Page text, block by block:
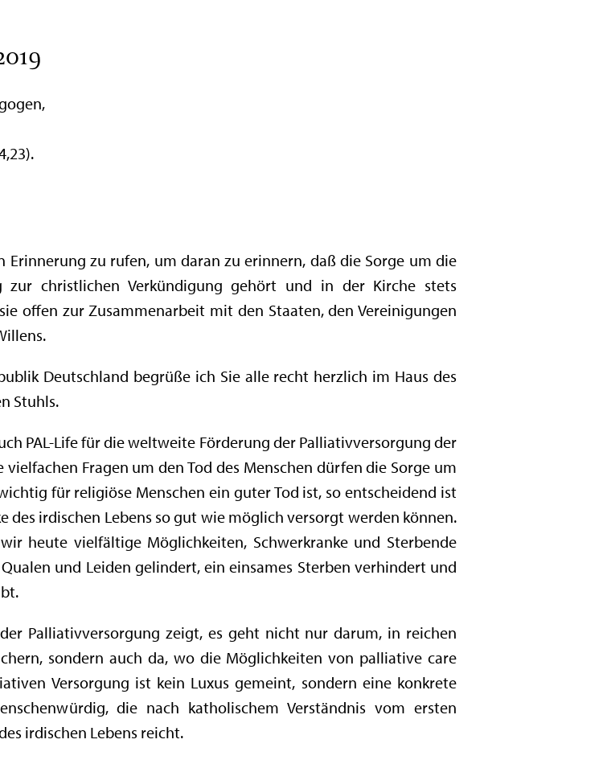
Erinnerung zu rufen, um daran zu erinnern, daß die Sorge um die
zur christlichen Verkündigung gehört und in der Kirche stets
offen zur Zusammenarbeit mit den Staaten, den Vereinigungen
Deutschland begrüße ich Sie alle recht herzlich im Haus des
Stuhls.
PAL-Life für die weltweite Förderung der Palliativversorgung der
Fragen um den Tod des Menschen dürfen die Sorge um
für religiöse Menschen ein guter Tod ist, so entscheidend ist
des irdischen Lebens so gut wie möglich versorgt werden können.
heute vielfältige Möglichkeiten, Schwerkranke und Sterbende
und Leiden gelindert, ein einsames Sterben verhindert und
Palliativversorgung zeigt, es geht nicht nur darum, in reichen
sondern auch da, wo die Möglichkeiten von palliative care
Versorgung ist kein Luxus gemeint, sondern eine konkrete
die nach katholischem Verständnis vom ersten
irdischen Lebens reicht.